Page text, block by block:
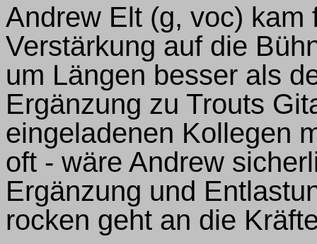
Andrew Elt (g, voc) kam
Verstärkung auf die
um Längen besser als
Ergänzung zu Trouts
eingeladenen Kollegen
oft - wäre Andrew
Ergänzung und
rocken geht an die